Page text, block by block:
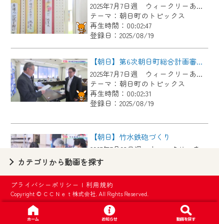
2025年7月7日週 ウィークリーあさひにて放送
テーマ：朝日町のトピックス
再生時間：00:02:47
登録日：2025/08/19
【朝日】第6次朝日町総合計画審議会
2025年7月7日週 ウィークリーあさひにて放送
テーマ：朝日町のトピックス
再生時間：00:02:31
登録日：2025/08/19
【朝日】竹水鉄砲づくり
テーマ：朝日町のトピックス
再生時間：00:03:14
登録日：2025/08/19
【朝日】柿睦会×柿子ども育成会 スカットボール
カテゴリから動画を探す
プライバシーポリシー |利用規約
Copyright © ＣＣＮｅｔ株式会社. All Rights Reserved.
【ご注意】
2024年9月24日からはご加入者様へのサー
ビス向上のため、
『CCNet Web TV』を利用いただくには、
一部コンテンツを除き、
CCNetサービスへの加入と『CCNetマイ
ページ※』へのログインが必要となりま
す。
いたします。
要となります。
※MyIDとは、CCNet Web TVを含むCCNetの
各種サービスをご利用頂くためのIDです。
IDはお客様が使っているメールアドレス
で設定できます。